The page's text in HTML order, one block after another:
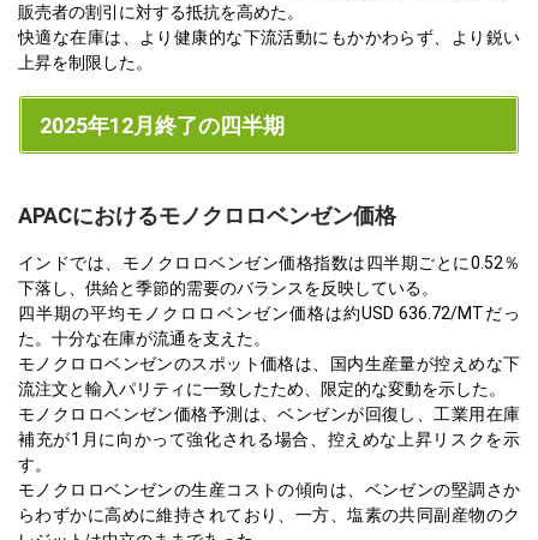
販売者の割引に対する抵抗を高めた。
快適な在庫は、より健康的な下流活動にもかかわらず、より鋭い
上昇を制限した。
2025年12月終了の四半期
APACにおけるモノクロロベンゼン価格
インドでは、モノクロロベンゼン価格指数は四半期ごとに0.52％
下落し、供給と季節的需要のバランスを反映している。
四半期の平均モノクロロベンゼン価格は約USD 636.72/MTだっ
た。十分な在庫が流通を支えた。
モノクロロベンゼンのスポット価格は、国内生産量が控えめな下
流注文と輸入パリティに一致したため、限定的な変動を示した。
モノクロロベンゼン価格予測は、ベンゼンが回復し、工業用在庫
補充が1月に向かって強化される場合、控えめな上昇リスクを示
す。
モノクロロベンゼンの生産コストの傾向は、ベンゼンの堅調さか
らわずかに高めに維持されており、一方、塩素の共同副産物のク